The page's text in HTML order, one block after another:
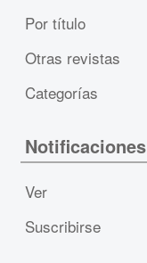
Por título
Otras revistas
Categorías
Notificaciones
Ver
Suscribirse